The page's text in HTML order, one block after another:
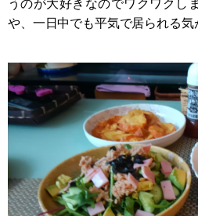
うのが大好きなのでワクワクし
や、一日中でも平気で居られる気